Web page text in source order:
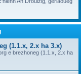
(1.1.x, 2.x ha 3.x)
e brezhoneg (1.1.x, 2.x ha